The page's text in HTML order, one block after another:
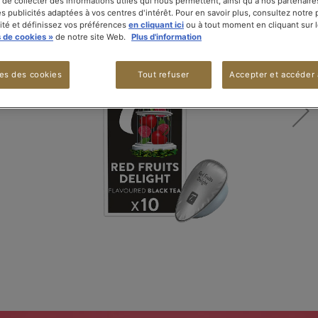
publicités adaptées à vos centres d'intérêt. Pour en savoir plus, consultez notre
et définissez vos préférences en cliquant ici ou à tout moment en cliquant sur
de cookies » de notre site Web. Plus d'information
des cookies Tout refuser Accepter et accéder